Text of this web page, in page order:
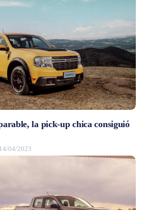
la pick-up chica consiguió
14/04/2023